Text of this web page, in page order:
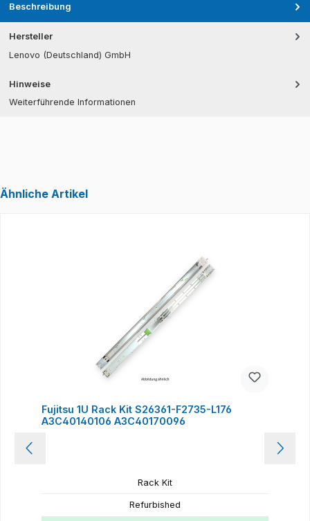
Beschreibung
Hersteller
Lenovo (Deutschland) GmbH
Hinweise
Weiterführende Informationen
Ähnliche Artikel
Fujitsu 1U Rack Kit S26361-F2735-L176
A3C40140106 A3C40170096
Rack Kit
Refurbished